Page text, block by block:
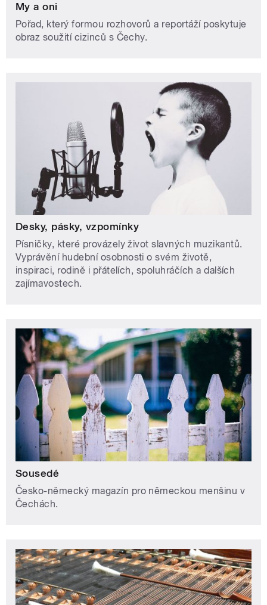
My a oni
Pořad, který formou rozhovorů a reportáží poskytuje
obraz soužití cizinců s Čechy.
Desky, pásky, vzpomínky
Písničky, které provázely život slavných muzikantů.
Vyprávění hudební osobnosti o svém životě,
inspiraci, rodině i přátelích, spoluhráčích a dalších
zajímavostech.
Sousedé
Česko-německý magazín pro německou menšinu v
Čechách.